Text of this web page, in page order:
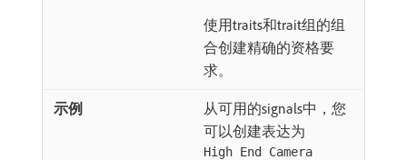
使用traits和trait组的组
合创建精确的资格要
求。
从可用的signals中，您
可以创建表达为
High End Camera